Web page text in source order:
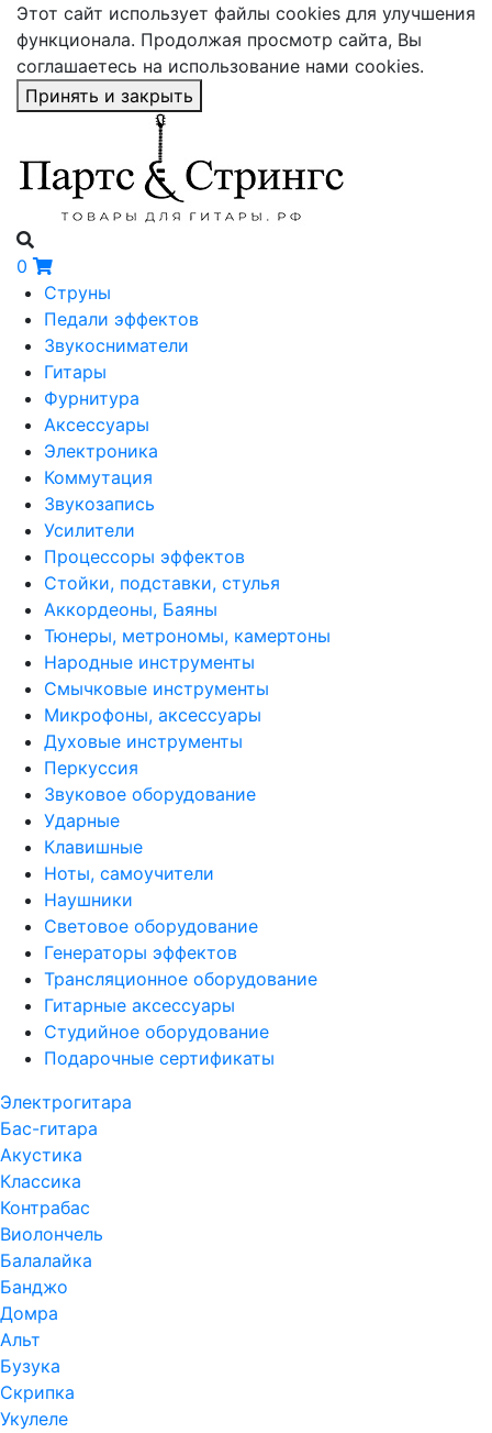
Этот сайт использует файлы cookies для улучшения
функционала. Продолжая просмотр сайта, Вы
соглашаетесь на использование нами cookies.
Принять и закрыть
0
Струны
Педали эффектов
Звукосниматели
Гитары
Фурнитура
Аксессуары
Электроника
Коммутация
Звукозапись
Усилители
Процессоры эффектов
Стойки, подставки, стулья
Аккордеоны, Баяны
Тюнеры, метрономы, камертоны
Народные инструменты
Смычковые инструменты
Микрофоны, аксессуары
Духовые инструменты
Перкуссия
Звуковое оборудование
Ударные
Клавишные
Ноты, самоучители
Наушники
Световое оборудование
Генераторы эффектов
Трансляционное оборудование
Гитарные аксессуары
Студийное оборудование
Подарочные сертификаты
Электрогитара
Бас-гитара
Акустика
Классика
Контрабас
Виолончель
Балалайка
Банджо
Домра
Альт
Бузука
Скрипка
Укулеле